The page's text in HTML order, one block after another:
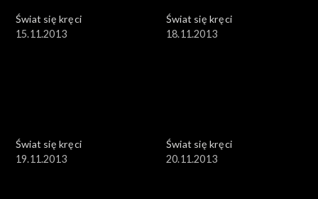
Świat się kręci
15.11.2013
Świat się kręci
18.11.2013
Świat się kręci
19.11.2013
Świat się kręci
20.11.2013